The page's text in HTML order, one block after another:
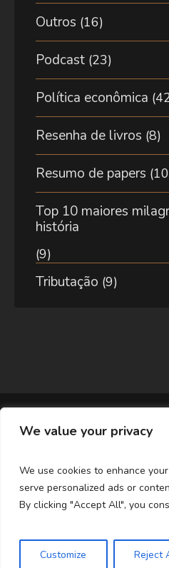
We value your privacy
We use cookies to enhance
serve personalized ads or
By clicking "Accept All", you
Customize Reject
Outros (16)
Podcast (23)
Política econômica
Resenha de livros (8)
Resumo de papers
Top 10 maiores
história
(9)
Tributação (9)
direitos